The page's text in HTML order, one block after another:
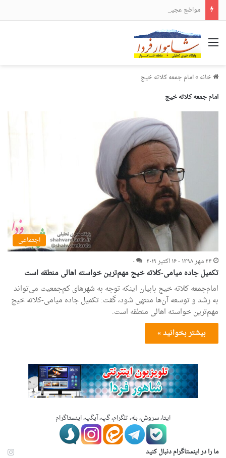
مواضع عجیب و دور از انتظار علی لاریجانی
منو
خانه»امام جمعه کلاته خیج
امام جمعه کلاته خیج
اجتماعی
۲۴ مهر ۱۳۹۸ - ۱۶ اکتبر ۲۰۱۹
۰
تکمیل جاده میامی-کلاته خیج مهم‌ترین خواسته اهالی منطقه است
امام‌جمعه کلاته خیج بابیان اینکه توجه به شهرهای کم‌جمعیت می‌تواند
به رشد و توسعه آن‌ها منتهی شود، گفت: تکمیل جاده میامی-کلاته خیج
مهم‌ترین خواسته اهالی منطقه است.
بیشتر بخوانید »
ایتا، سروش، بله، تلگرام، گپ، آیگپ، اینستاگرام
ما را در اینستاگرام دنبال کنید